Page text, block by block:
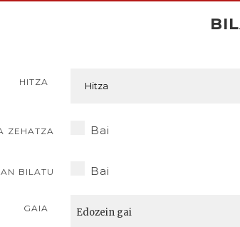
HITZA
ZEHATZA Bai
BILATU Bai
GAIA